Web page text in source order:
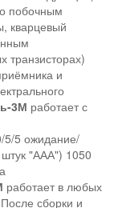
побочным
кварцевый
транзисторах)
и
3М работает с
5/5 ожидание/
"ААА") 1050
работает в любых
сборки и